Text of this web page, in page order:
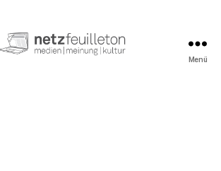
Menü